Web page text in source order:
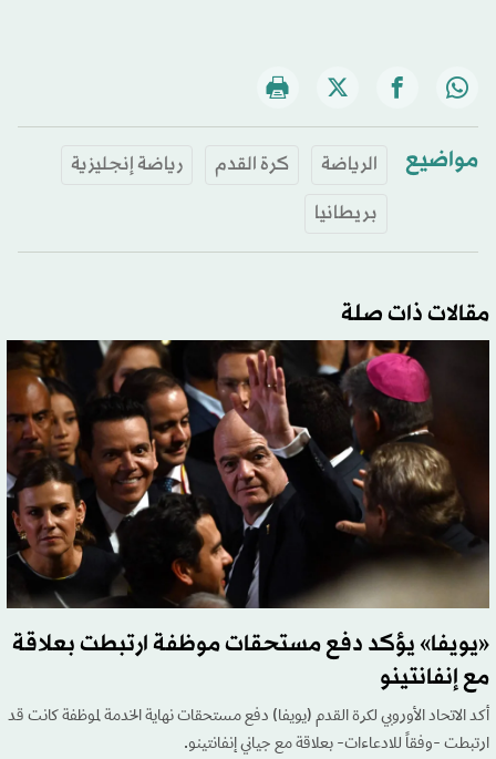
مواضيع الرياضة كرة القدم
رياضة إنجليزية
بريطانيا
مقالات ذات صلة
«يويفا» يؤكد دفع مستحقات موظفة ارتبطت بعلاقة
مع إنفانتينو
أكد الاتحاد الأوروبي لكرة القدم (يويفا) دفع مستحقات نهاية الخدمة لموظفة كانت قد
ارتبطت -وفقاً للادعاءات- بعلاقة مع جياني إنفانتينو.